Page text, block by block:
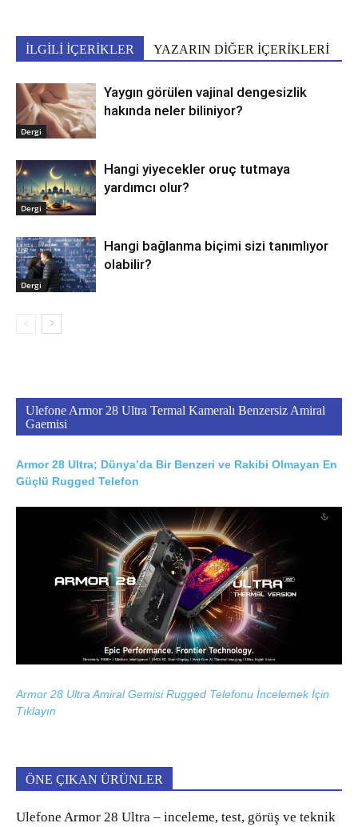
İLGİLİ İÇERİKLER YAZARIN DİĞER İÇERİKLERİ
Dergi
Yaygın görülen vajinal dengesizlik
hakında neler biliniyor?
Dergi
Hangi yiyecekler oruç tutmaya
yardımcı olur?
Dergi
Hangi bağlanma biçimi sizi tanımlıyor
olabilir?
Ulefone Armor 28 Ultra Termal Kameralı Benzersiz Amiral
Gaemisi
Armor 28 Ultra; Dünya’da Bir Benzeri ve Rakibi Olmayan En
Güçlü Rugged Telefon
Armor 28 Ultra Amiral Gemisi Rugged Telefonu İncelemek İçin
Tıklayın
ÖNE ÇIKAN ÜRÜNLER
Ulefone Armor 28 Ultra – inceleme, test, görüş ve teknik